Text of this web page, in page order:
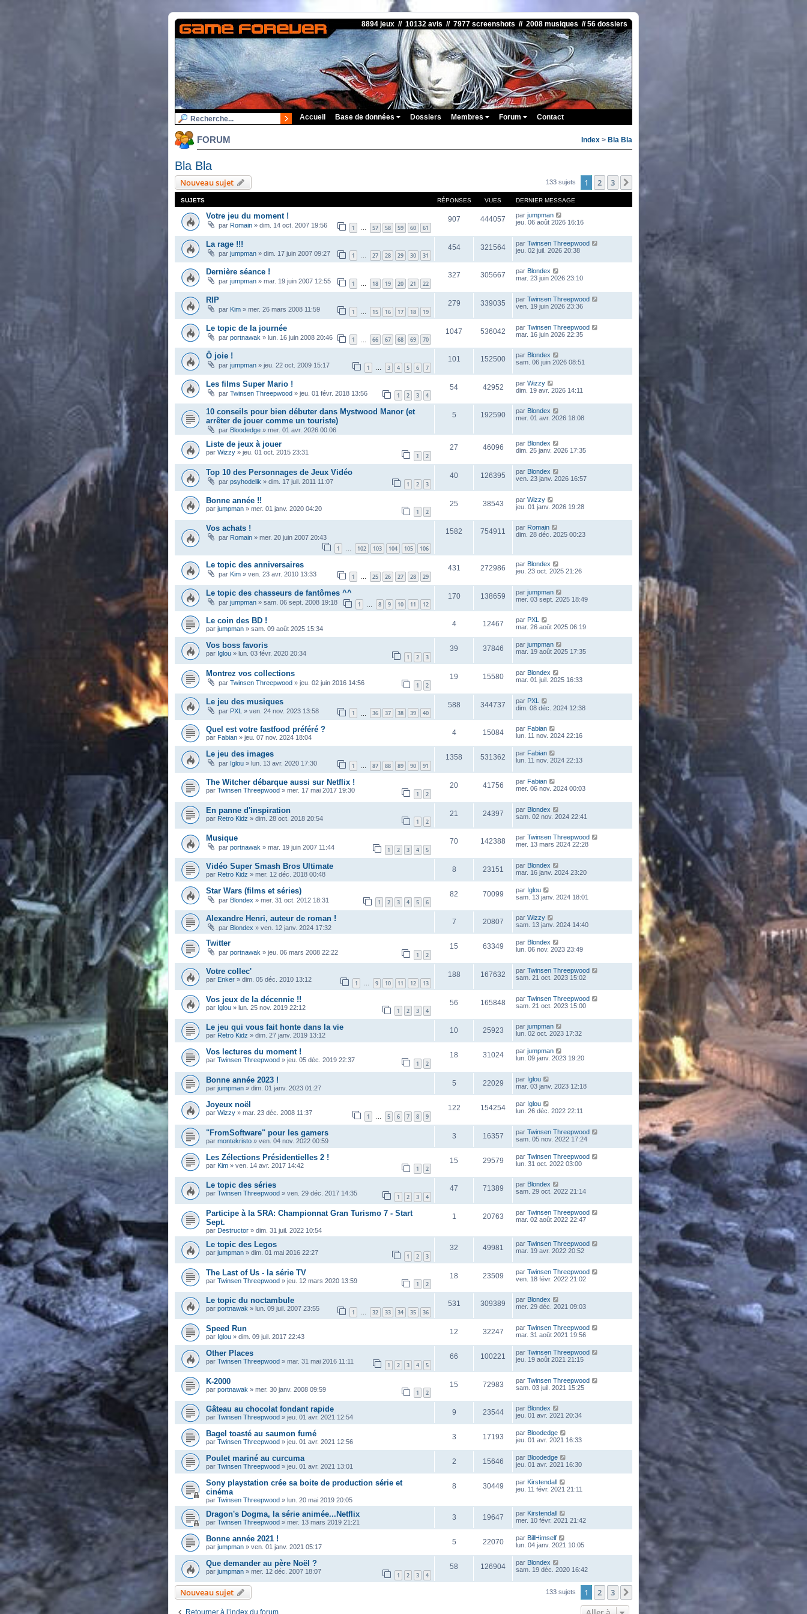
8894 jeux // 10132 avis // 7977 screenshots // 2008 musiques // 56 dossiers
Accueil Base de données Dossiers Membres Forum Contact
FORUM Index > Bla Bla
Bla Bla
Nouveau sujet 133 sujets 1 2 3 Suivante
SUJETS RÉPONSES VUES DERNIER MESSAGE
Votre jeu du moment !
par Romain » dim. 14 oct. 2007 19:56 1 … 57 58 59 60 61
907 444057 par jumpman
jeu. 06 août 2026 16:16
La rage !!!
par jumpman » dim. 17 juin 2007 09:27 1 27 28 29 30 31
454 321564 par Twinsen Threepwood
jeu. 02 juil. 2026 20:38
Dernière séance !
par jumpman » mar. 19 juin 2007 12:55 1 … 18 19 20 21 22
327 305667 par Blondex
mar. 23 juin 2026 23:10
RIP
par Kim » mer. 26 mars 2008 11:59 1 … 15 16 17 18 19
279 339035 par Twinsen Threepwood
ven. 19 juin 2026 23:36
Le topic de la journée
par portnawak » lun. 16 juin 2008 20:46 1 66 67 68 69 70
1047 536042 par Twinsen Threepwood
mar. 16 juin 2026 22:35
Ô joie !
par jumpman » jeu. 22 oct. 2009 15:17 1 … 3 4 5 6 7
101 152500 par Blondex
sam. 06 juin 2026 08:51
Les films Super Mario !
par Twinsen Threepwood » jeu. 01 févr. 2018 13:56 1 2 3 4
54 42952 par Wizzy
dim. 19 avr. 2026 14:11
10 conseils pour bien débuter dans Mystwood Manor (et
arrêter de jouer comme un touriste)
par Bloodedge » mer. 01 avr. 2026 00:06
5 192590 par Blondex
mer. 01 avr. 2026 18:08
Liste de jeux à jouer
par Wizzy » jeu. 01 oct. 2015 23:31 1 2
27 46096 par Blondex
dim. 25 janv. 2026 17:35
Top 10 des Personnages de Jeux Vidéo
par psyhodelik » dim. 17 juil. 2011 11:07 1 2 3
40 126395 par Blondex
ven. 23 janv. 2026 16:57
Bonne année !!
par jumpman » mer. 01 janv. 2020 04:20 1 2
25 38543 par Wizzy
jeu. 01 janv. 2026 19:28
Vos achats !
par Romain » mer. 20 juin 2007 20:43
1 102 103 104 105 106
1582 754911 par Romain
dim. 28 déc. 2025 00:23
Le topic des anniversaires
par Kim » ven. 23 avr. 2010 13:33 1 … 25 26 27 28 29
431 272986 par Blondex
jeu. 23 oct. 2025 21:26
Le topic des chasseurs de fantômes ^^
par jumpman » sam. 06 sept. 2008 19:18 1 8 9 10 11 12
170 138659 par jumpman
mer. 03 sept. 2025 18:49
Le coin des BD !
par jumpman » sam. 09 août 2025 15:34
4 12467 par PXL
mar. 26 août 2025 06:19
Vos boss favoris
par Iglou » lun. 03 févr. 2020 20:34 1 2 3
39 37846 par jumpman
mar. 19 août 2025 17:35
Montrez vos collections
par Twinsen Threepwood » jeu. 02 juin 2016 14:56 1 2
19 15580 par Blondex
mar. 01 juil. 2025 16:33
Le jeu des musiques
par PXL » ven. 24 nov. 2023 13:58 1 36 37 38 39 40
588 344737 par PXL
dim. 08 déc. 2024 12:38
Quel est votre fastfood préféré ?
par Fabian » jeu. 07 nov. 2024 18:04
4 15084 par Fabian
lun. 11 nov. 2024 22:16
Le jeu des images
par Iglou » lun. 13 avr. 2020 17:30 1 … 87 88 89 90 91
1358 531362 par Fabian
lun. 11 nov. 2024 22:13
The Witcher débarque aussi sur Netflix !
par Twinsen Threepwood » mer. 17 mai 2017 19:30 1 2
20 41756 par Fabian
mer. 06 nov. 2024 00:03
En panne d'inspiration
par Retro Kidz » dim. 28 oct. 2018 20:54 1 2
21 24397 par Blondex
sam. 02 nov. 2024 22:41
Musique
par portnawak » mar. 19 juin 2007 11:44 1 2 3 4 5
70 142388 par Twinsen Threepwood
mer. 13 mars 2024 22:28
Vidéo Super Smash Bros Ultimate
par Retro Kidz » mer. 12 déc. 2018 00:48
8 23151 par Blondex
mar. 16 janv. 2024 23:20
Star Wars (films et séries)
par Blondex » mer. 31 oct. 2012 18:31 1 2 3 4 5 6
82 70099 par Iglou
sam. 13 janv. 2024 18:01
Alexandre Henri, auteur de roman !
par Blondex » ven. 12 janv. 2024 17:32
7 20807 par Wizzy
sam. 13 janv. 2024 14:40
Twitter
par portnawak » jeu. 06 mars 2008 22:22 1 2
15 63349 par Blondex
lun. 06 nov. 2023 23:49
Votre collec'
par Enker » dim. 05 déc. 2010 13:12 1 … 9 10 11 12 13
188 167632 par Twinsen Threepwood
sam. 21 oct. 2023 15:02
Vos jeux de la décennie !!
par Iglou » lun. 25 nov. 2019 22:12 1 2 3 4
56 165848 par Twinsen Threepwood
sam. 21 oct. 2023 15:00
Le jeu qui vous fait honte dans la vie
par Retro Kidz » dim. 27 janv. 2019 13:12
10 25923 par jumpman
lun. 02 oct. 2023 17:32
Vos lectures du moment !
par Twinsen Threepwood » jeu. 05 déc. 2019 22:37 1 2
18 31024 par jumpman
lun. 09 janv. 2023 19:20
Bonne année 2023 !
par jumpman » dim. 01 janv. 2023 01:27
5 22029 par Iglou
mar. 03 janv. 2023 12:18
Joyeux noël
par Wizzy » mar. 23 déc. 2008 11:37 1 … 5 6 7 8 9
122 154254 par Iglou
lun. 26 déc. 2022 22:11
"FromSoftware" pour les gamers
par montekristo » ven. 04 nov. 2022 00:59
3 16357 par Twinsen Threepwood
sam. 05 nov. 2022 17:24
Les Zélections Présidentielles 2 !
par Kim » ven. 14 avr. 2017 14:42 1 2
15 29579 par Twinsen Threepwood
lun. 31 oct. 2022 03:00
Le topic des séries
par Twinsen Threepwood » ven. 29 déc. 2017 14:35 1 2 3 4
47 71389 par Blondex
sam. 29 oct. 2022 21:14
Participe à la SRA: Championnat Gran Turismo 7 - Start
Sept.
par Destructor » dim. 31 juil. 2022 10:54
1 20763 par Twinsen Threepwood
mar. 02 août 2022 22:47
Le topic des Legos
par jumpman » dim. 01 mai 2016 22:27 1 2 3
32 49981 par Twinsen Threepwood
mar. 19 avr. 2022 20:52
The Last of Us - la série TV
par Twinsen Threepwood » jeu. 12 mars 2020 13:59 1 2
18 23509 par Twinsen Threepwood
ven. 18 févr. 2022 21:02
Le topic du noctambule
par portnawak » lun. 09 juil. 2007 23:55 1 … 32 33 34 35 36
531 309389 par Blondex
mer. 29 déc. 2021 09:03
Speed Run
par Iglou » dim. 09 juil. 2017 22:43
12 32247 par Twinsen Threepwood
mar. 31 août 2021 19:56
Other Places
par Twinsen Threepwood » mar. 31 mai 2016 11:11 1 2 3 4 5
66 100221 par Twinsen Threepwood
jeu. 19 août 2021 21:15
K-2000
par portnawak » mer. 30 janv. 2008 09:59 1 2
15 72983 par Twinsen Threepwood
sam. 03 juil. 2021 15:25
Gâteau au chocolat fondant rapide
par Twinsen Threepwood » jeu. 01 avr. 2021 12:54
9 23544 par Blondex
jeu. 01 avr. 2021 20:34
Bagel toasté au saumon fumé
par Twinsen Threepwood » jeu. 01 avr. 2021 12:56
3 17193 par Bloodedge
jeu. 01 avr. 2021 16:33
Poulet mariné au curcuma
par Twinsen Threepwood » jeu. 01 avr. 2021 13:01
2 15646 par Bloodedge
jeu. 01 avr. 2021 16:30
Sony playstation crée sa boite de production série et
cinéma
par Twinsen Threepwood » lun. 20 mai 2019 20:05
8 30449 par Kirstendall
jeu. 11 févr. 2021 21:11
Dragon's Dogma, la série animée...Netflix
par Twinsen Threepwood » mer. 13 mars 2019 21:21
3 19647 par Kirstendall
mer. 10 févr. 2021 21:42
Bonne année 2021 !
par jumpman » ven. 01 janv. 2021 05:17
5 22070 par BillHimself
lun. 04 janv. 2021 10:05
Que demander au père Noël ?
par jumpman » mer. 12 déc. 2007 18:07 1 2 3 4
58 126904 par Blondex
sam. 19 déc. 2020 16:42
Nouveau sujet 133 sujets 1 2 3 Suivante
Retourner à l’index du forum